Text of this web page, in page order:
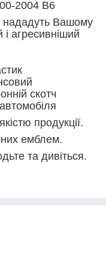
2004 B6
нададуть Вашому
агресивніший
скотч
продукції.
емблем.
та дивіться.